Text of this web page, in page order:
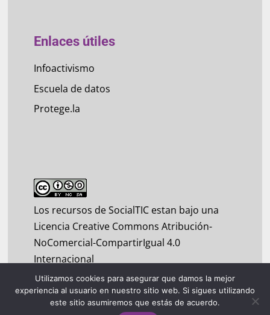
Enlaces útiles
Infoactivismo
Escuela de datos
Protege.la
Los recursos de SocialTIC estan bajo una
Licencia Creative Commons Atribución-
NoComercial-CompartirIgual 4.0
Internacional
Utilizamos cookies para asegurar que damos la mejor
experiencia al usuario en nuestro sitio web. Si sigues utilizando
este sitio asumiremos que estás de acuerdo.